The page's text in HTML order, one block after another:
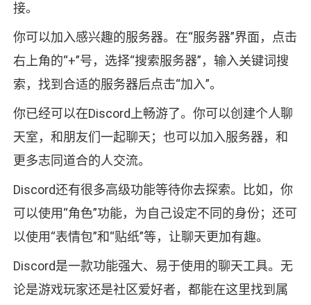
接。
你可以加入感兴趣的服务器。在“服务器”界面，点击
右上角的“+”号，选择“搜索服务器”，输入关键词搜
索，找到合适的服务器后点击“加入”。
你已经可以在Discord上畅游了。你可以创建个人聊
天室，和朋友们一起聊天；也可以加入服务器，和
更多志同道合的人交流。
Discord还有很多高级功能等待你去探索。比如，你
可以使用“角色”功能，为自己设定不同的身份；还可
以使用“表情包”和“贴纸”等，让聊天更加有趣。
Discord是一款功能强大、易于使用的聊天工具。无
论是游戏玩家还是社区爱好者，都能在这里找到属